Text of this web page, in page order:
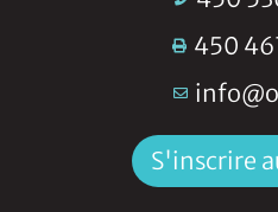
450
S'inscrire